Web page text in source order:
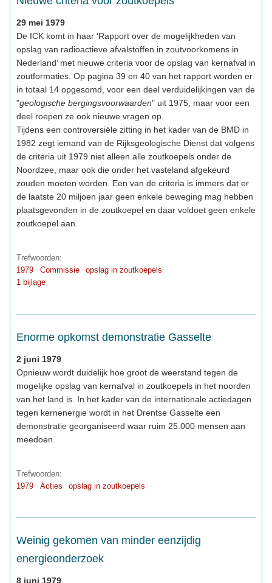
29 mei 1979
De ICK komt in haar ‘Rapport over de mogelijkheden van
opslag van radioactieve afvalstoffen in zoutvoorkomens in
Nederland’ met nieuwe criteria voor de opslag van kernafval in
zoutformaties. Op pagina 39 en 40 van het rapport worden er
in totaal 14 opgesomd, voor een deel verduidelijkingen van de
"geologische bergingsvoorwaarden" uit 1975, maar voor een
deel roepen ze ook nieuwe vragen op.
Tijdens een controversiële zitting in het kader van de BMD in
1982 zegt iemand van de Rijksgeologische Dienst dat volgens
de criteria uit 1979 niet alleen alle zoutkoepels onder de
Noordzee, maar ook die onder het vasteland afgekeurd
zouden moeten worden. Een van de criteria is immers dat er
de laatste 20 miljoen jaar geen enkele beweging mag hebben
plaatsgevonden in de zoutkoepel en daar voldoet geen enkele
zoutkoepel aan.
Trefwoorden:
1979
Commissie
opslag in zoutkoepels
1 bijlage
Enorme opkomst demonstratie Gasselte
2 juni 1979
Opnieuw wordt duidelijk hoe groot de weerstand tegen de
mogelijke opslag van kernafval in zoutkoepels in het noorden
van het land is. In het kader van de internationale actiedagen
tegen kernenergie wordt in het Drentse Gasselte een
demonstratie georganiseerd waar ruim 25.000 mensen aan
meedoen.
Trefwoorden:
1979
Acties opslag in zoutkoepels
Weinig gekomen van minder eenzijdig
energieonderzoek
8 juni 1979